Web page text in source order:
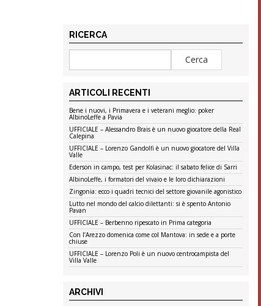
RICERCA
ARTICOLI RECENTI
Bene i nuovi, i Primavera e i veterani meglio: poker
AlbinoLeffe a Pavia
UFFICIALE – Alessandro Brais è un nuovo giocatore della Real
Calepina
UFFICIALE – Lorenzo Gandolfi è un nuovo giocatore del Villa
Valle
Ederson in campo, test per Kolasinac: il sabato felice di Sarri
AlbinoLeffe, i formatori del vivaio e le loro dichiarazioni
Zingonia: ecco i quadri tecnici del settore giovanile agonistico
Lutto nel mondo del calcio dilettanti: si è spento Antonio
Pavan
UFFICIALE – Berbenno ripescato in Prima categoria
Con l’Arezzo domenica come col Mantova: in sede e a porte
chiuse
UFFICIALE – Lorenzo Poli è un nuovo centrocampista del
Villa Valle
ARCHIVI